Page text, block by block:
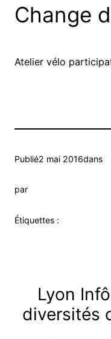
Change
Atelier vélo
Publié2 mai 2016dans
par
Étiquettes :
Lyon
diversités